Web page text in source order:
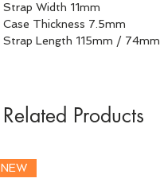
Strap Width 11mm
Case Thickness 7.5mm
Strap Length 115mm / 74mm
Related Products
NEW